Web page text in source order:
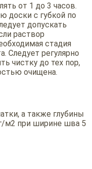
от 1 до 3 часов.
доски с губкой по
допускать
раствор
стадия
Следует регулярно
чистку до тех пор,
очищена.
а также глубины
м2 при ширине шва 5